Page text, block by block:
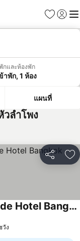
รายการโป
เข้าสู่ร
เมนู
กและห้องพัก
าพัก, 1 ห้อง
แผนที่
วลำโพง
แชร์ เ
Royal Orchid Sheraton Riverside Hotel Bangkok
วัง